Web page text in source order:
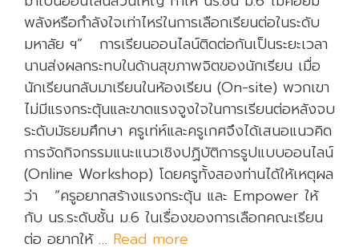
พลังหรือกำลังใจเท่าไหร่ในการเลือกเรียนต่อในระดับ
มหาลัย ฯ” การเรียนออนไลน์ติดต่อกันเป็นระยะเวลา
นานส่งผลกระทบในด้านสุขภาพจิตของนักเรียน เมื่อ
นักเรียนกลับมาเรียนในห้องเรียน (On-site) พวกเขา
ไม่มีแรงกระตุ้นและขาดแรงจูงใจในการเรียนต่อหลังจบ
ระดับมัธยมศึกษา ครูเท่ห์และครูเกศจึงได้เสนอแนวคิด
การจัดกิจกรรมแนะแนวเชิงปฏิบัติการรูปแบบออนไลน์
(Online Workshop) โดยครูทั้งสองท่านได้ให้เหตุผล
ว่า “ครูอยากสร้างแรงกระตุ้น และ Empower ให้
กับ นร.ระดับชั้น ม.6 ในเรื่องของการเลือกคณะเรียน
ต่อ อยากให้ … Read more